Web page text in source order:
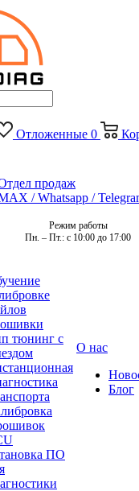
Отложенные 0
продаж
/ Whatsapp /
Режим работы
Пн. – Пт.: с 10:00 до 17:00
тюнинг с
ПО
О нас
Блог